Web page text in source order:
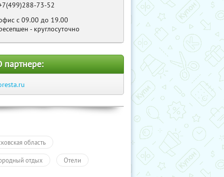
73-52
с 09.00 до 19.00
- круглосуточно
партнере:
область
отдых Отели